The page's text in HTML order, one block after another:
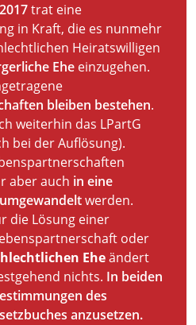
trat eine
in Kraft, die es nunmehr
Heiratswilligen
Ehe einzugehen.
bleiben bestehen.
weiterhin das LPartG
bei der Auflösung).
aber auch in eine
werden.
die Lösung einer
oder
Eheändert
nichts. In beiden
des
anzusetzen.